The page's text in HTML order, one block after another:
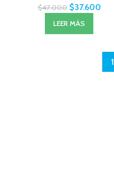
$47.000 $37.600
LEER MÁS
1